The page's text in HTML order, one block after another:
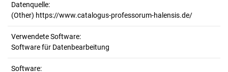
Datenquelle:
(Other) https://www.catalogus-professorum-halensis.de/
Verwendete Software:
Software für Datenbearbeitung
Software: